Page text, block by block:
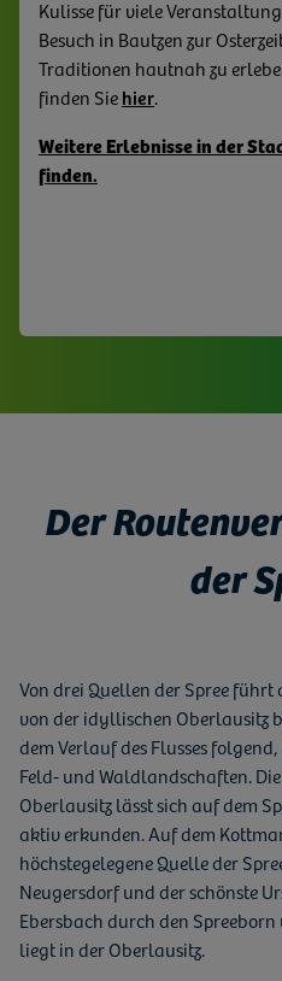
Hier finden finden Sie mehr
Oberlausitzer Bergland.
Kulisse für viele
Besuch in Bautzen zur
Traditionen hautnah zu
finden Siehier.
Weitere Erlebnisse in der
finden.
hier besonders wohl.
Heide- und Teichlandschaft
Siedlungsgebiet der Sorben
Volk. Die Sorben leben hier
pflegen seither ihre eigene
Bräuche und Traditionen. So
Der
der
Von drei Quellen der Spree
von der idyllischen Oberlausitz
dem Verlauf des Flusses
Feld- und Waldlandschaften.
Oberlausitz lässt sich auf dem
aktiv erkunden. Auf dem
höchstegelegene Quelle der
Neugersdorf und der schönste
Ebersbach durch den
liegt in der Oberlausitz.